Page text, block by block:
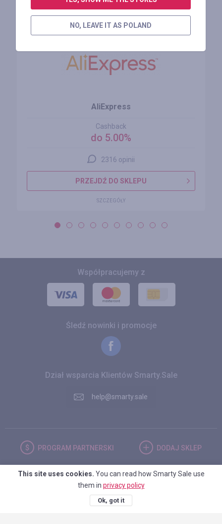
Podobne sklepy
AliExpress
Cashback
do 5.00%
2316 opinii
PRZEJDŹ DO SKLEPU
SZCZEGÓŁY
Współpracujemy z
Śledź nowinki i promocje
Dział wsparcia Klientów Smarty.Sale
help@smarty.sale
PROGRAM PARTNERSKI DODAJ SKLEP
POLSKA
This site uses cookies. You can read how Smarty Sale use
them in privacy policy
Ok, got it
NO, LEAVE IT AS POLAND